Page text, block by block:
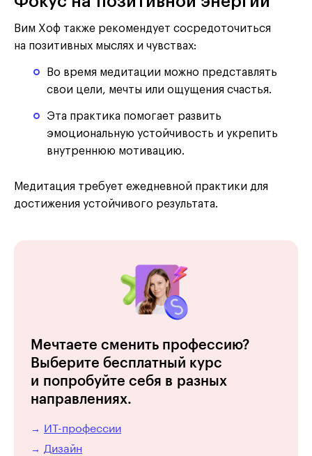
Вим Хоф также рекомендует сосредоточиться
на позитивных мыслях и чувствах:
Во время медитации можно представлять
свои цели, мечты или ощущения счастья.
Эта практика помогает развить
эмоциональную устойчивость и укрепить
внутреннюю мотивацию.
Медитация требует ежедневной практики для
достижения устойчивого результата.
Мечтаете сменить профессию?
Выберите бесплатный курс
и попробуйте себя в разных
направлениях.
→ ИТ-профессии
→ Дизайн